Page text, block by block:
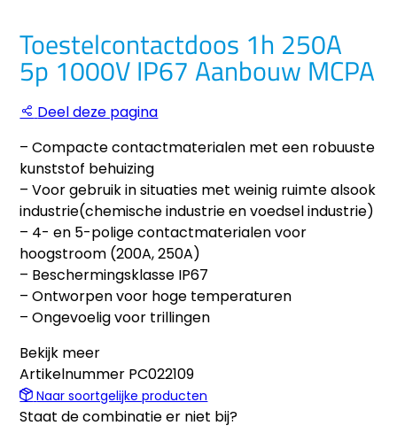
Toestelcontactdoos 1h 250A
5p 1000V IP67 Aanbouw MCPA
Deel deze pagina
– Compacte contactmaterialen met een robuuste
kunststof behuizing
– Voor gebruik in situaties met weinig ruimte alsook
industrie(chemische industrie en voedsel industrie)
– 4- en 5-polige contactmaterialen voor
hoogstroom (200A, 250A)
– Beschermingsklasse IP67
– Ontworpen voor hoge temperaturen
– Ongevoelig voor trillingen
Bekijk meer
Artikelnummer PC022109
Naar soortgelijke producten
Staat de combinatie er niet bij?